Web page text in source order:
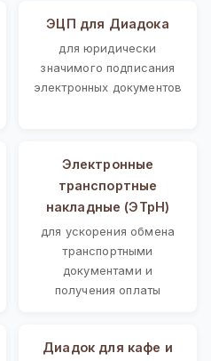
ЭЦП для Диадока
для юридически
значимого подписания
электронных документов
Электронные
транспортные
накладные (ЭТрН)
для ускорения обмена
транспортными
документами и
получения оплаты
Диадок для кафе и